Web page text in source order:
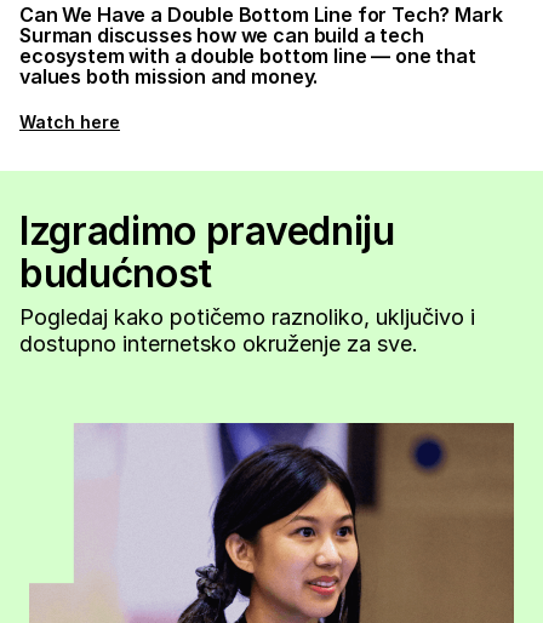
Can We Have a Double Bottom Line for Tech? Mark
Surman discusses how we can build a tech
ecosystem with a double bottom line — one that
values both mission and money.
Watch here
Izgradimo pravedniju
budućnost
Pogledaj kako potičemo raznoliko, uključivo i
dostupno internetsko okruženje za sve.